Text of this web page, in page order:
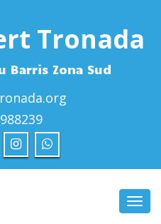
Tronada
Barris Zona Sud